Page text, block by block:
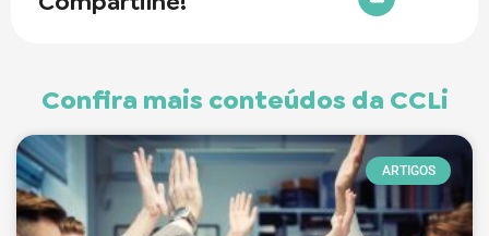
Confira mais conteúdos da CCLi
ARTIGOS